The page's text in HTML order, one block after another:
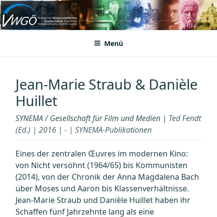
Zum
Inhalt
springenVWGÖ
Federation of Austrian Scientific Societies
Menü
Jean-Marie Straub & Danièle
Huillet
SYNEMA / Gesellschaft für Film und Medien | Ted Fendt
(Ed.) | 2016 | - | SYNEMA-Publikationen
Eines der zentralen Œuvres im modernen Kino:
von Nicht versöhnt (1964/65) bis Kommunisten
(2014), von der Chronik der Anna Magdalena Bach
über Moses und Aaron bis Klassenverhältnisse.
Jean-Marie Straub und Danièle Huillet haben ihr
Schaffen fünf Jahrzehnte lang als eine